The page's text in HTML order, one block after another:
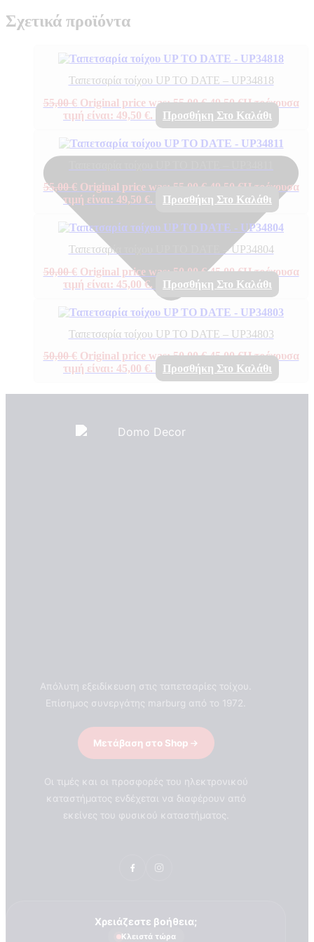
Πιστοποιητικά ποιότητας
ΣΧΕΤΙΚΑ ΜΕ ΕΜΑΣ
Σχετικά προϊόντα
Ταπετσαρία τοίχου UP TO DATE – UP34818
55,00€ Original price was: 55,00 €.49,50€Η τρέχουσα
τιμή είναι: 49,50 €.
Προσθήκη Στο Καλάθι
55,00€ Original price was: 55,00 €. 49,50 €Η τρέχουσα
τιμή είναι: 49,50 €.
Προσθήκη Στο Καλάθι
Ταπετσαρία τοίχου UP TO DATE – UP34804
50,00€ Original price was: 50,00 €.45,00€Η τρέχουσα
τιμή είναι: 45,00 €.
Προσθήκη Στο Καλάθι
Ταπετσαρία τοίχου UP TO DATE – UP34803
50,00€ Original price was: 50,00 €.45,00€Η τρέχουσα
τιμή είναι: 45,00 €.
Προσθήκη Στο Καλάθι
Απόλυτη εξειδίκευση στις ταπετσαρίες τοίχου.
Επίσημος συνεργάτης marburg από το 1972.
Μετάβαση στο Shop
Οι τιμές και οι προσφορές του ηλεκτρονικού
καταστήματος ενδέχεται να διαφέρουν από
εκείνες του φυσικού καταστήματος.
Χρειάζεστε βοήθεια;
Κλειστά τώρα